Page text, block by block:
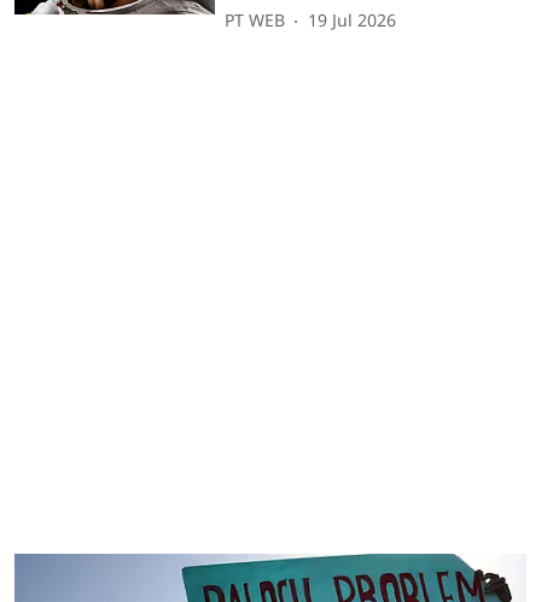
PT WEB 19 Jul 2026